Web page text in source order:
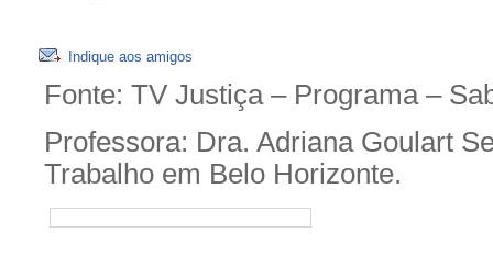
Indique aos amigos
Fonte: TV Justiça – Programa –
Professora: Dra. Adriana Goulart
Trabalho em Belo Horizonte.